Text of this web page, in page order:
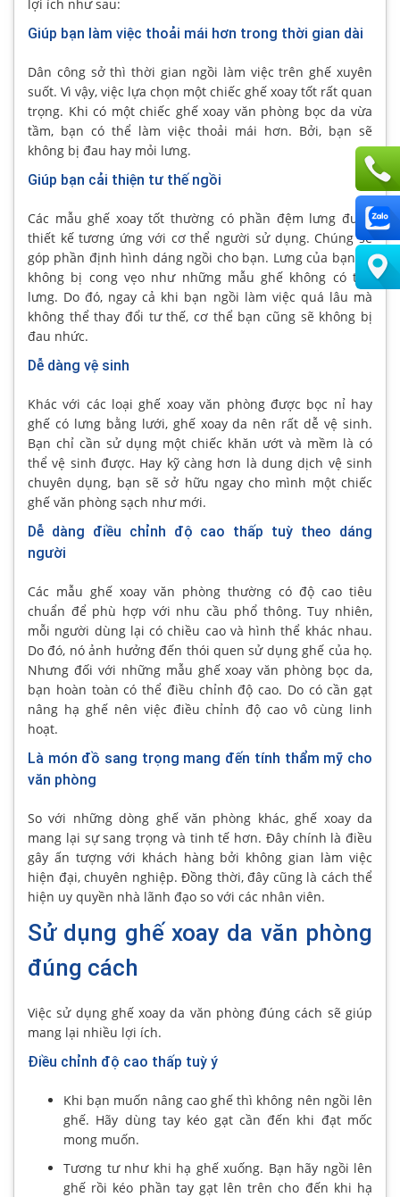
lợi ích như sau:
Giúp bạn làm việc thoải mái hơn trong thời gian dài
Dân công sở thì thời gian ngồi làm việc trên ghế xuyên
suốt. Vì vậy, việc lựa chọn một chiếc ghế xoay tốt rất quan
trọng. Khi có một chiếc ghế xoay văn phòng bọc da vừa
tầm, bạn có thể làm việc thoải mái hơn. Bởi, bạn sẽ
không bị đau hay mỏi lưng.
Giúp bạn cải thiện tư thế ngồi
Các mẫu ghế xoay tốt thường có phần đệm lưng được
thiết kế tương ứng với cơ thể người sử dụng. Chúng sẽ
góp phần định hình dáng ngồi cho bạn. Lưng của bạn sẽ
không bị cong vẹo như những mẫu ghế không có tựa
lưng. Do đó, ngay cả khi bạn ngồi làm việc quá lâu mà
không thể thay đổi tư thế, cơ thể bạn cũng sẽ không bị
đau nhức.
Dễ dàng vệ sinh
Khác với các loại ghế xoay văn phòng được bọc nỉ hay
ghế có lưng bằng lưới, ghế xoay da nên rất dễ vệ sinh.
Bạn chỉ cần sử dụng một chiếc khăn ướt và mềm là có
thể vệ sinh được. Hay kỹ càng hơn là dung dịch vệ sinh
chuyên dụng, bạn sẽ sở hữu ngay cho mình một chiếc
ghế văn phòng sạch như mới.
Dễ dàng điều chỉnh độ cao thấp tuỳ theo dáng
người
Các mẫu ghế xoay văn phòng thường có độ cao tiêu
chuẩn để phù hợp với nhu cầu phổ thông. Tuy nhiên,
mỗi người dùng lại có chiều cao và hình thể khác nhau.
Do đó, nó ảnh hưởng đến thói quen sử dụng ghế của họ.
Nhưng đối với những mẫu ghế xoay văn phòng bọc da,
bạn hoàn toàn có thể điều chỉnh độ cao. Do có cần gạt
nâng hạ ghế nên việc điều chỉnh độ cao vô cùng linh
hoạt.
Là món đồ sang trọng mang đến tính thẩm mỹ cho
văn phòng
So với những dòng ghế văn phòng khác, ghế xoay da
mang lại sự sang trọng và tinh tế hơn. Đây chính là điều
gây ấn tượng với khách hàng bởi không gian làm việc
hiện đại, chuyên nghiệp. Đồng thời, đây cũng là cách thể
hiện uy quyền nhà lãnh đạo so với các nhân viên.
Sử dụng ghế xoay da văn phòng
đúng cách
Việc sử dụng ghế xoay da văn phòng đúng cách sẽ giúp
mang lại nhiều lợi ích.
Điều chỉnh độ cao thấp tuỳ ý
Khi bạn muốn nâng cao ghế thì không nên ngồi lên
ghế. Hãy dùng tay kéo gạt cần đến khi đạt mốc
mong muốn.
Tương tư như khi hạ ghế xuống. Bạn hãy ngồi lên
ghế rồi kéo phần tay gạt lên trên cho đến khi hạ